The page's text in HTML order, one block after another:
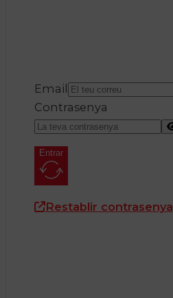
Email
Contrasenya
Entrar
Restablir contrasenya